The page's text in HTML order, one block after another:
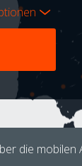
die mobilen